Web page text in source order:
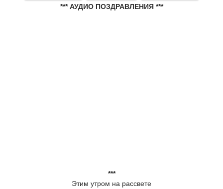
*** АУДИО ПОЗДРАВЛЕНИЯ ***
***
Этим утром на рассвете